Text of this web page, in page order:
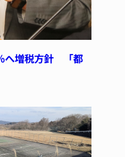
へ増税方針 「都